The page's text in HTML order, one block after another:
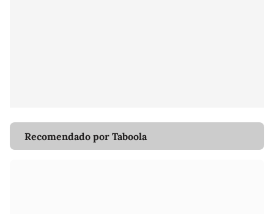
Recomendado por Taboola